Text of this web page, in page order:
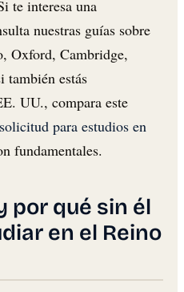
te interesa una
nuestras guías sobre
Oxford, Cambridge,
también estás
UU., compara este
para estudios en
fundamentales.
por qué sin él
en el Reino